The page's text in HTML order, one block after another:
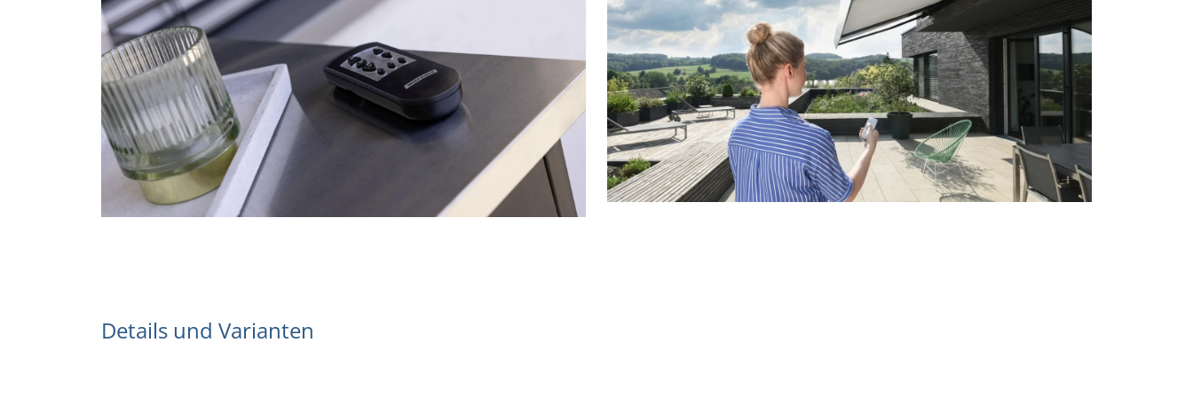
w
a
h
Details und Varianten